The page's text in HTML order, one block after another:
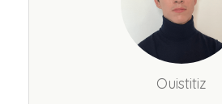
Ouistitiz